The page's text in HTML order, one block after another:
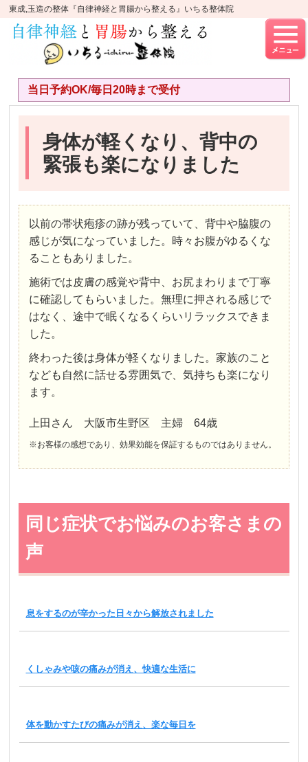
東成,玉造の整体『自律神経と胃腸から整える』いちる整体院
当日予約OK/毎日20時まで受付
身体が軽くなり、背中の
緊張も楽になりました
以前の帯状疱疹の跡が残っていて、背中や脇腹の
感じが気になっていました。時々お腹がゆるくな
ることもありました。
施術では皮膚の感覚や背中、お尻まわりまで丁寧
に確認してもらいました。無理に押される感じで
はなく、途中で眠くなるくらいリラックスできま
した。
終わった後は身体が軽くなりました。家族のこと
なども自然に話せる雰囲気で、気持ちも楽になり
ます。
上田さん 大阪市生野区 主婦 64歳
※お客様の感想であり、効果効能を保証するものではありません。
同じ症状でお悩みのお客さまの
声
息をするのが辛かった日々から解放されました
くしゃみや咳の痛みが消え、快適な生活に
体を動かすたびの痛みが消え、楽な毎日を